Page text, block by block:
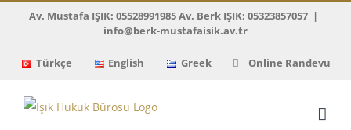
Av. Mustafa IŞIK: 05528991985 Av. Berk IŞIK: 05323857057 |
info@berk-mustafaisik.av.tr
Türkçe English Greek Online Randevu